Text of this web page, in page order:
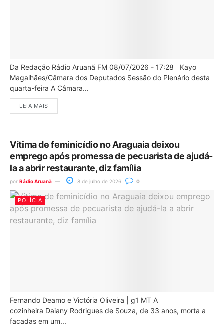
Da Redação Rádio Aruanã FM 08/07/2026 - 17:28 Kayo
Magalhães/Câmara dos Deputados Sessão do Plenário desta
quarta-feira A Câmara...
LEIA MAIS
Vítima de feminicídio no Araguaia deixou
emprego após promessa de pecuarista de ajudá-
la a abrir restaurante, diz família
por Rádio Aruanã 8 de julho de 2026 0
POLÍCIA
Fernando Deamo e Victória Oliveira | g1 MT A
cozinheira Daiany Rodrigues de Souza, de 33 anos, morta a
facadas em um...